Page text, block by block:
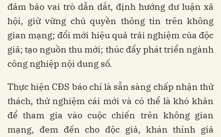
đảm bảo vai trò dẫn dắt, định hướng dư luận xã
hội, giữ vững chủ quyền thông tin trên không
gian mạng; đổi mới hiệu quả trải nghiệm của độc
giả; tạo nguồn thu mới; thúc đẩy phát triển ngành
công nghiệp nội dung số.
Thực hiện CĐS báo chí là sẵn sàng chấp nhận thử
thách, thử nghiệm cái mới và có thể là khó khăn
để tham gia vào cuộc chiến trên không gian
mạng, đem đến cho độc giả, khán thính giả